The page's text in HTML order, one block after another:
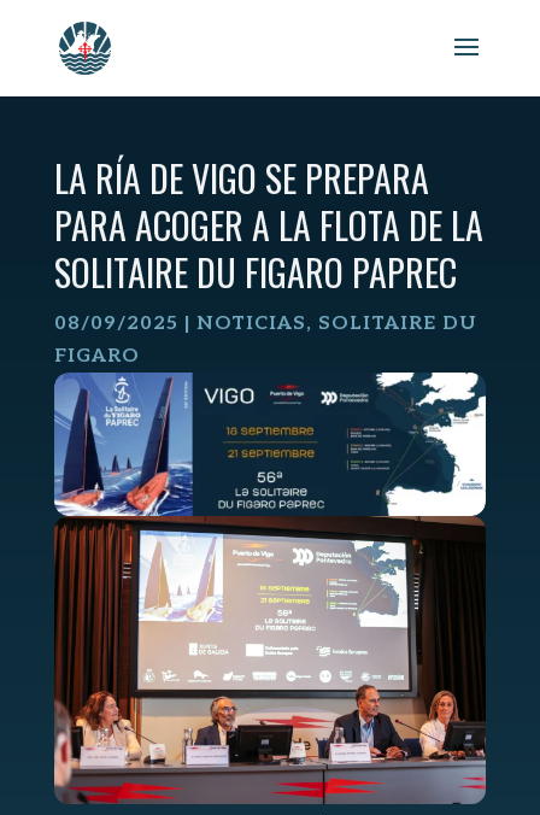
content
LA RÍA DE VIGO SE PREPARA
PARA ACOGER A LA FLOTA DE LA
SOLITAIRE DU FIGARO PAPREC
08/09/2025 | NOTICIAS, SOLITAIRE DU
FIGARO